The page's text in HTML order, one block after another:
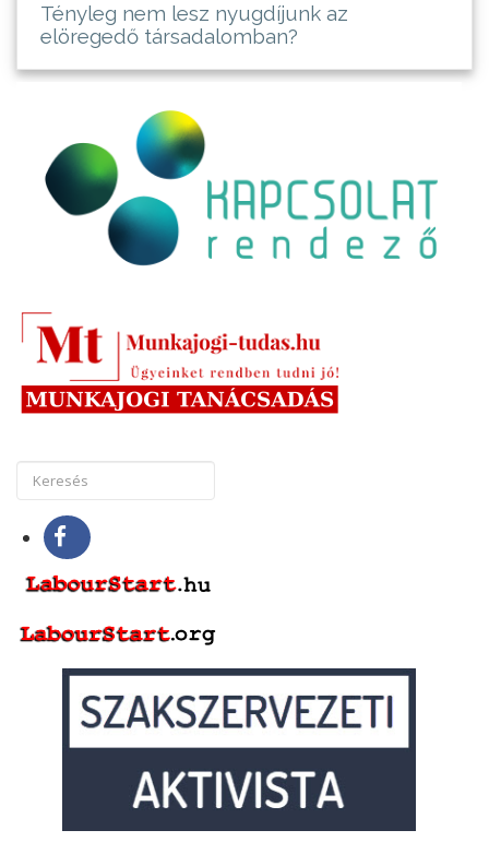
Tényleg nem lesz nyugdíjunk az
elöregedő társadalomban?